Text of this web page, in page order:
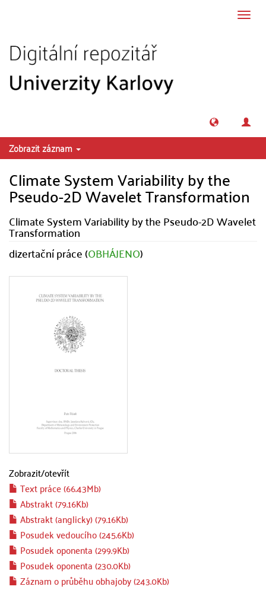
Zobrazit záznam
Climate System Variability by the
Pseudo-2D Wavelet Transformation
Climate System Variability by the Pseudo-2D Wavelet
Transformation
dizertační práce (OBHÁJENO)
Zobrazit/otevřít
Text práce (66.43Mb)
Abstrakt (79.16Kb)
Abstrakt (anglicky) (79.16Kb)
Posudek vedoucího (245.6Kb)
Posudek oponenta (299.9Kb)
Posudek oponenta (230.0Kb)
Záznam o průběhu obhajoby (243.0Kb)